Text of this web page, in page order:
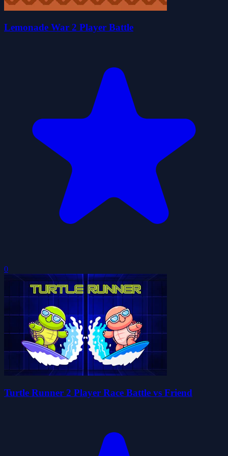
Lemonade War 2 Player Battle
0
Turtle Runner 2 Player Race Battle vs Friend